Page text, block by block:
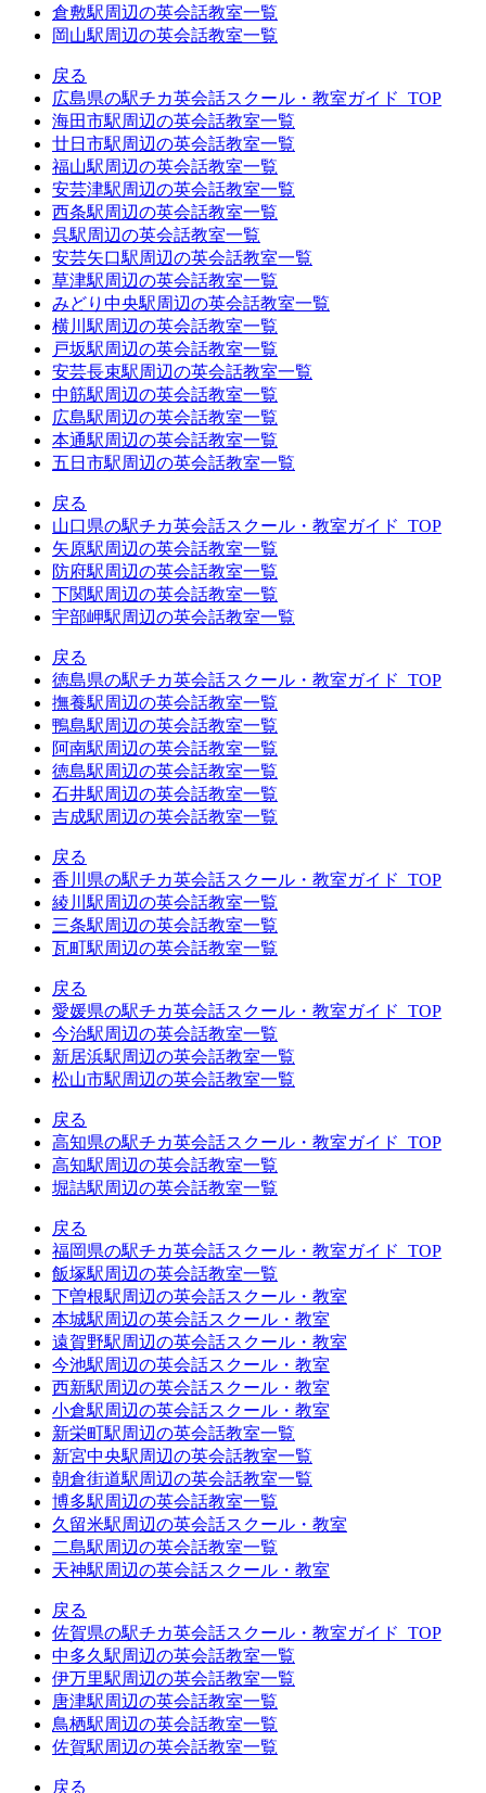
倉敷駅周辺の英会話教室一覧
岡山駅周辺の英会話教室一覧
戻る
広島県の駅チカ英会話スクール・教室ガイド_TOP
海田市駅周辺の英会話教室一覧
廿日市駅周辺の英会話教室一覧
福山駅周辺の英会話教室一覧
安芸津駅周辺の英会話教室一覧
西条駅周辺の英会話教室一覧
呉駅周辺の英会話教室一覧
安芸矢口駅周辺の英会話教室一覧
草津駅周辺の英会話教室一覧
みどり中央駅周辺の英会話教室一覧
横川駅周辺の英会話教室一覧
戸坂駅周辺の英会話教室一覧
安芸長束駅周辺の英会話教室一覧
中筋駅周辺の英会話教室一覧
広島駅周辺の英会話教室一覧
本通駅周辺の英会話教室一覧
五日市駅周辺の英会話教室一覧
戻る
山口県の駅チカ英会話スクール・教室ガイド_TOP
矢原駅周辺の英会話教室一覧
防府駅周辺の英会話教室一覧
下関駅周辺の英会話教室一覧
宇部岬駅周辺の英会話教室一覧
戻る
徳島県の駅チカ英会話スクール・教室ガイド_TOP
撫養駅周辺の英会話教室一覧
鴨島駅周辺の英会話教室一覧
阿南駅周辺の英会話教室一覧
徳島駅周辺の英会話教室一覧
石井駅周辺の英会話教室一覧
吉成駅周辺の英会話教室一覧
戻る
香川県の駅チカ英会話スクール・教室ガイド_TOP
綾川駅周辺の英会話教室一覧
三条駅周辺の英会話教室一覧
瓦町駅周辺の英会話教室一覧
戻る
愛媛県の駅チカ英会話スクール・教室ガイド_TOP
今治駅周辺の英会話教室一覧
新居浜駅周辺の英会話教室一覧
松山市駅周辺の英会話教室一覧
戻る
高知県の駅チカ英会話スクール・教室ガイド_TOP
高知駅周辺の英会話教室一覧
堀詰駅周辺の英会話教室一覧
戻る
福岡県の駅チカ英会話スクール・教室ガイド_TOP
飯塚駅周辺の英会話教室一覧
下曽根駅周辺の英会話スクール・教室
本城駅周辺の英会話スクール・教室
遠賀野駅周辺の英会話スクール・教室
今池駅周辺の英会話スクール・教室
西新駅周辺の英会話スクール・教室
小倉駅周辺の英会話スクール・教室
新栄町駅周辺の英会話教室一覧
新宮中央駅周辺の英会話教室一覧
朝倉街道駅周辺の英会話教室一覧
博多駅周辺の英会話教室一覧
久留米駅周辺の英会話スクール・教室
二島駅周辺の英会話教室一覧
天神駅周辺の英会話スクール・教室
戻る
佐賀県の駅チカ英会話スクール・教室ガイド_TOP
中多久駅周辺の英会話教室一覧
伊万里駅周辺の英会話教室一覧
唐津駅周辺の英会話教室一覧
鳥栖駅周辺の英会話教室一覧
佐賀駅周辺の英会話教室一覧
戻る